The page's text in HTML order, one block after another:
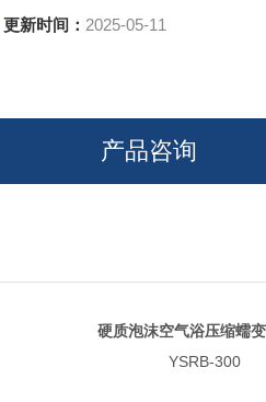
更新时间： 2025-05-11
产品咨询
硬质泡沫空气浴压缩蠕
YSRB-300